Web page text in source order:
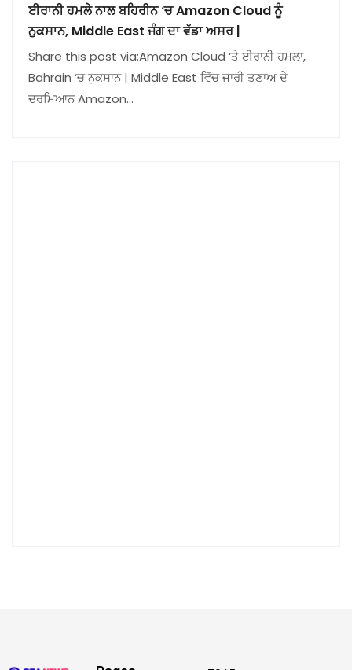
ਈਰਾਨੀ ਹਮਲੇ ਨਾਲ ਬਹਿਰੀਨ ‘ਚ Amazon Cloud ਨੂੰ
ਨੁਕਸਾਨ, Middle East ਜੰਗ ਦਾ ਵੱਡਾ ਅਸਰ |
Share this post via:Amazon Cloud ‘ਤੇ ਈਰਾਨੀ ਹਮਲਾ,
Bahrain ‘ਚ ਨੁਕਸਾਨ | Middle East ਵਿੱਚ ਜਾਰੀ ਤਣਾਅ ਦੇ
ਦਰਮਿਆਨ Amazon…